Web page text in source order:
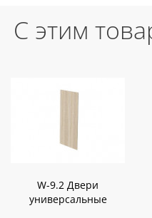
С этим
W-9.2 Двери
универсальные